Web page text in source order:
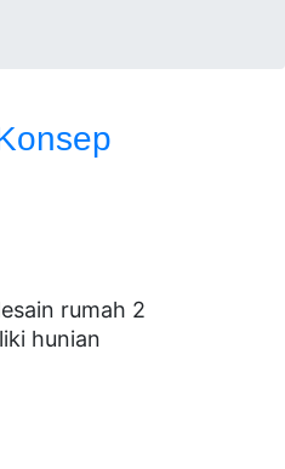
rumah 2
hunian